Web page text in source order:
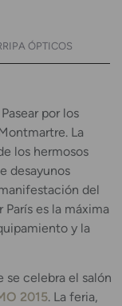
ÓPTICOS
por los
La
los hermosos
desayunos
del
es la máxima
y la
se celebra el salón
2015. La feria,